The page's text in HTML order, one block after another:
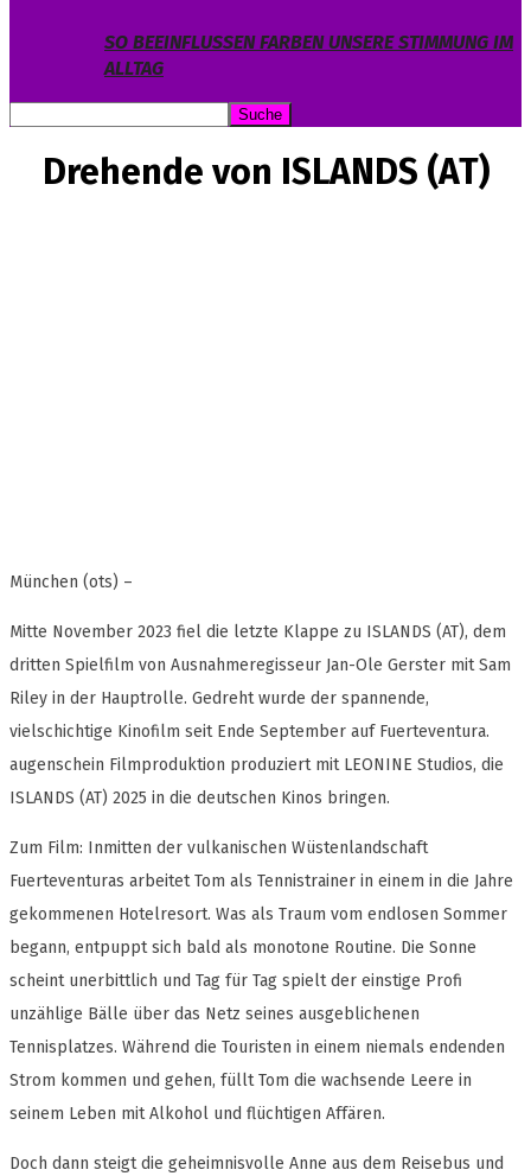
SO BEEINFLUSSEN FARBEN UNSERE STIMMUNG IM
ALLTAG
Drehende von ISLANDS (AT)
München (ots) –
Mitte November 2023 fiel die letzte Klappe zu ISLANDS (AT), dem
dritten Spielfilm von Ausnahmeregisseur Jan-Ole Gerster mit Sam
Riley in der Hauptrolle. Gedreht wurde der spannende,
vielschichtige Kinofilm seit Ende September auf Fuerteventura.
augenschein Filmproduktion produziert mit LEONINE Studios, die
ISLANDS (AT) 2025 in die deutschen Kinos bringen.
Zum Film: Inmitten der vulkanischen Wüstenlandschaft
Fuerteventuras arbeitet Tom als Tennistrainer in einem in die Jahre
gekommenen Hotelresort. Was als Traum vom endlosen Sommer
begann, entpuppt sich bald als monotone Routine. Die Sonne
scheint unerbittlich und Tag für Tag spielt der einstige Profi
unzählige Bälle über das Netz seines ausgeblichenen
Tennisplatzes. Während die Touristen in einem niemals endenden
Strom kommen und gehen, füllt Tom die wachsende Leere in
seinem Leben mit Alkohol und flüchtigen Affären.
Doch dann steigt die geheimnisvolle Anne aus dem Reisebus und